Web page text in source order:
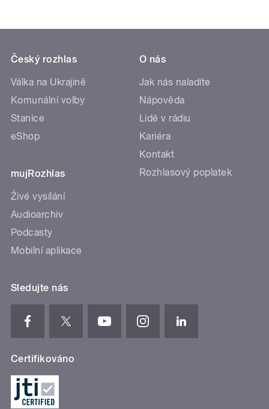
Český rozhlas
Válka na Ukrajině
Komunální volby
Stanice
eShop
mujRozhlas
Živé vysílání
Audioarchiv
Podcasty
Mobilní aplikace
O nás
Jak nás naladíte
Nápověda
Lidé v rádiu
Kariéra
Kontakt
Rozhlasový poplatek
Sledujte nás
Certifikováno